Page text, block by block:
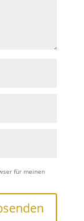
für meinen